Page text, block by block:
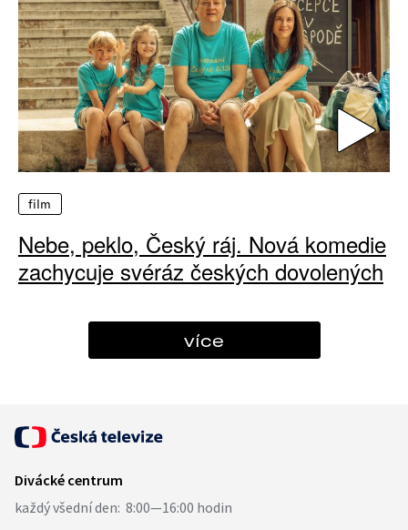
film
Nebe, peklo, Český ráj. Nová komedie
zachycuje svéráz českých dovolených
více